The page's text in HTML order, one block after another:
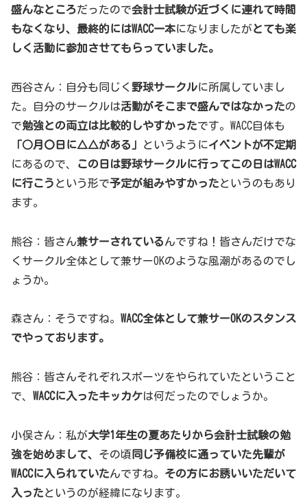
盛んなところだったので会計士試験が近づくに連れて時間
もなくなり、最終的にはWACC一本になりましたがとても楽
しく活動に参加させてもらっていました。
西谷さん：自分も同じく 野球サークルに所属していまし
た。自分のサークルは活動がそこまで盛んではなかったの
で勉強との両立は比較的しやすかったです。WACC自体も
「○月〇日に△△がある」
というようにイベントが不定期
にあるので、
この日は野球サークルに行ってこの日はWACC
に行こう という形で予定が組みやすかったというのもあり
ます。
熊谷：皆さん兼サーされているんですね！皆さんだけでな
くサークル全体として兼サーOKのような風潮があるのでし
ょうか。
森さん：そうですね。 WACC全体として兼サーOKのスタンス
でやっております。
熊谷：皆さんそれぞれスポーツをやられていたということ
で、 WACCに入ったキッカケは何だったのでしょうか。
小俣さん：私が大学1年生の夏あたりから会計士試験の勉
強を始めまして、 その頃 同じ予備校に通っていた先輩が
WACCに入られていたんですね。 その方にお誘いいただいて
入ったというのが経緯になります。